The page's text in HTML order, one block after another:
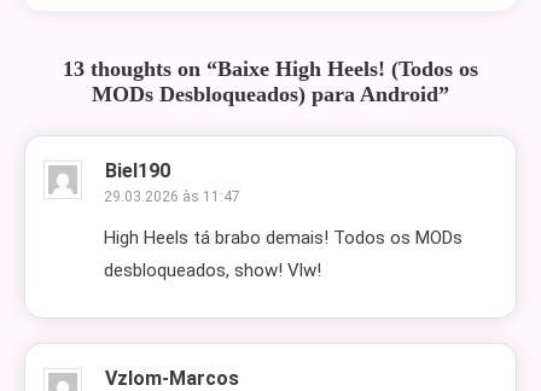
13 thoughts on “Baixe High Heels! (Todos os
MODs Desbloqueados) para Android”
Biel190
29.03.2026 às 11:47
High Heels tá brabo demais! Todos os MODs
desbloqueados, show! Vlw!
Vzlom-Marcos